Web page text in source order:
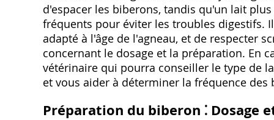
d'espacer les biberons, tandis qu'un lait
fréquents pour éviter les troubles digestifs.
adapté à l'âge de l'agneau, et de respecter
concernant le dosage et la préparation. En
vétérinaire qui pourra conseiller le type de
et vous aider à déterminer la fréquence
Préparation du biberon ⁚ Dosage